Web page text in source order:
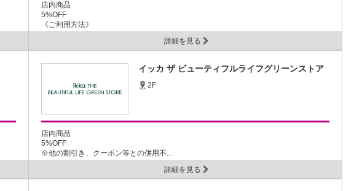
店内商品
5%OFF
《ご利用方法》
詳細を見る
イッカ ザ ビューティフルライフグリーンストア
2F
店内商品
5%OFF
※他の割引き、クーポン等との併用不...
詳細を見る